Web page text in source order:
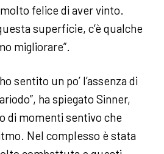
felice di aver vinto.
superficie, c’è qualche
migliorare”.
sentito un po’ l’assenza di
ha spiegato Sinner,
di momenti sentivo che
Nel complesso è stata